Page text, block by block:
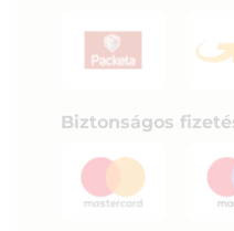
Biztonságos